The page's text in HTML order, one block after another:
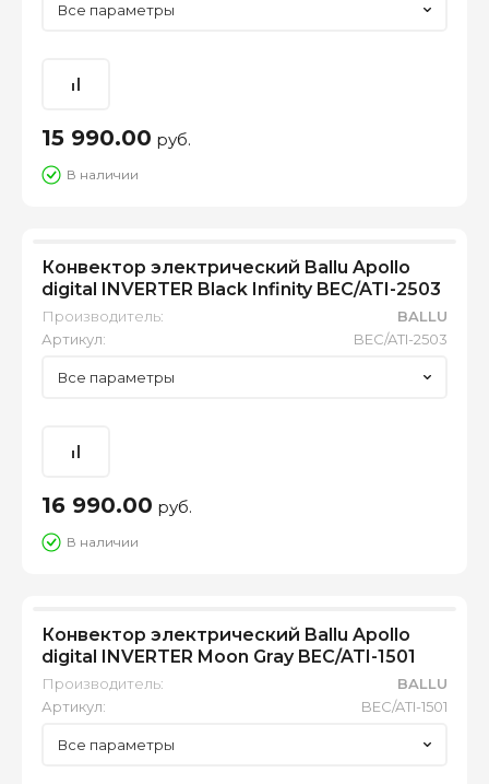
Все параметры
15 990.00 руб.
В наличии
Конвектор электрический Ballu Apollo
digital INVERTER Black Infinity BEC/ATI-2503
Производитель:
BALLU
Артикул:
BEC/ATI-2503
Все параметры
16 990.00 руб.
В наличии
Конвектор электрический Ballu Apollo
digital INVERTER Moon Gray BEC/ATI-1501
Производитель:
BALLU
Артикул:
BEC/ATI-1501
Все параметры